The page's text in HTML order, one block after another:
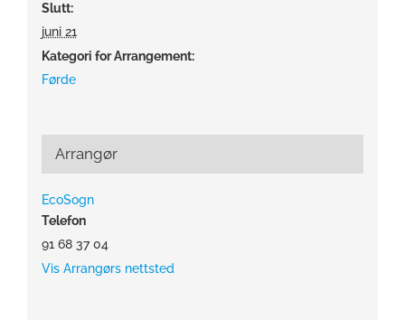
Slutt:
juni 21
Kategori for Arrangement:
Førde
Arrangør
EcoSogn
Telefon
91 68 37 04
Vis Arrangørs nettsted